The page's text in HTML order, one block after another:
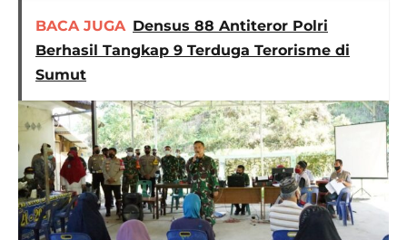
BACA JUGA Densus 88 Antiteror Polri
Berhasil Tangkap 9 Terduga Terorisme di
Sumut